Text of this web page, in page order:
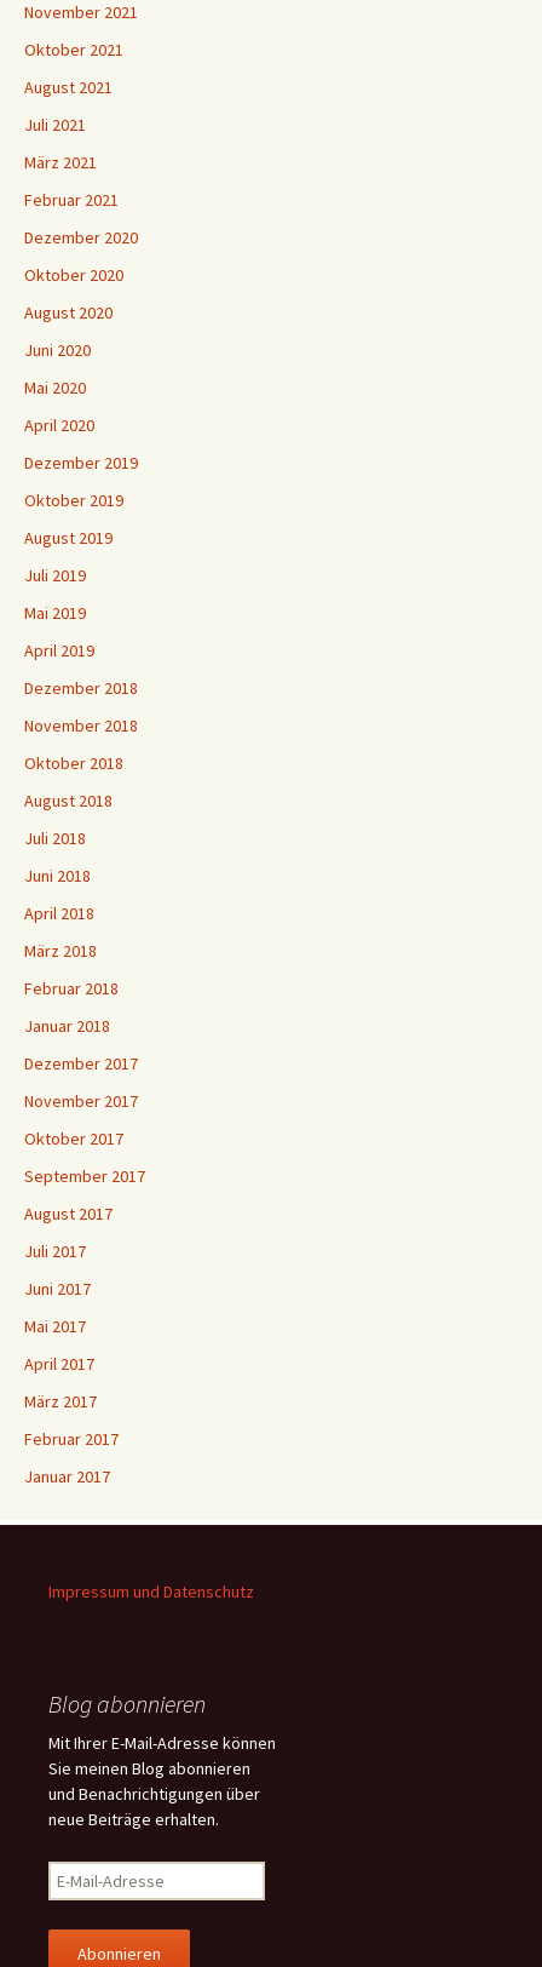
November 2021
Oktober 2021
August 2021
Juli 2021
März 2021
Februar 2021
Dezember 2020
Oktober 2020
August 2020
Juni 2020
Mai 2020
April 2020
Dezember 2019
Oktober 2019
August 2019
Juli 2019
Mai 2019
April 2019
Dezember 2018
November 2018
Oktober 2018
August 2018
Juli 2018
Juni 2018
April 2018
März 2018
Februar 2018
Januar 2018
Dezember 2017
November 2017
Oktober 2017
September 2017
August 2017
Juli 2017
Juni 2017
Mai 2017
April 2017
März 2017
Februar 2017
Januar 2017
Impressum und Datenschutz
Blog abonnieren
Mit Ihrer E-Mail-Adresse können
Sie meinen Blog abonnieren
und Benachrichtigungen über
neue Beiträge erhalten.
-
M